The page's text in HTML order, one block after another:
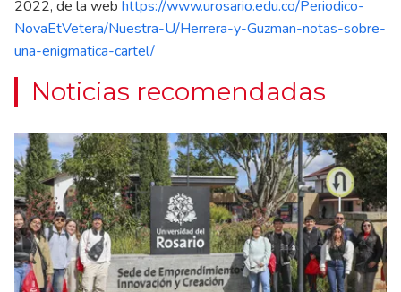
2022, de la web https://www.urosario.edu.co/Periodico-
NovaEtVetera/Nuestra-U/Herrera-y-Guzman-notas-sobre-
una-enigmatica-cartel/
Noticias recomendadas